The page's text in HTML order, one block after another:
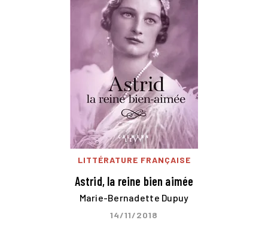
LITTÉRATURE FRANÇAISE
Astrid, la reine bien aimée
Marie-Bernadette Dupuy
14/11/2018